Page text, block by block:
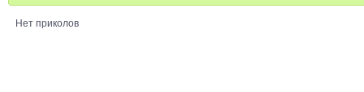
Нет приколов